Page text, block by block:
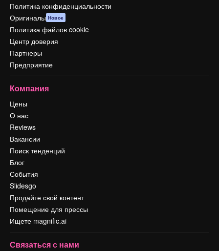
Политика конфиденциальности
Оригиналы Новое
Политика файлов cookie
Центр доверия
Партнеры
Предприятие
Компания
Цены
О нас
Reviews
Вакансии
Поиск тенденций
Блог
События
Slidesgo
Продайте свой контент
Помещение для прессы
Ищете magnific.ai
Связаться с нами